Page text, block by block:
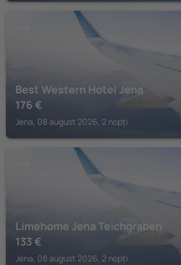
Best Western Hotel Jena
176 €
Jena, 08 august 2026, 2 nopți
Limehome Jena Teichgraben
133 €
Jena, 08 august 2026, 2 nopți